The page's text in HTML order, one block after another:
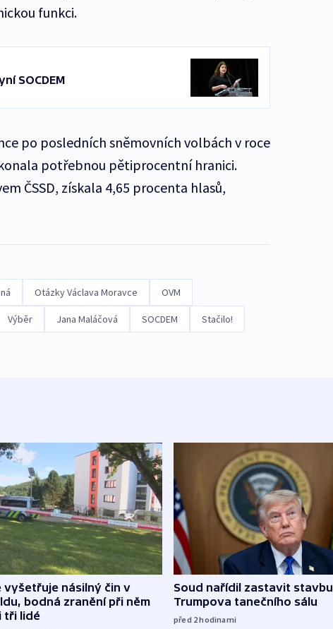
funkci.
SOCDEM
po posledních sněmovních volbách v roce
potřebnou pětiprocentní hranici.
ČSSD, získala 4,65 procenta hlasů,
Otázky Václava Moravce OVM
Výběr Jana Maláčová SOCDEM Stačilo!
vyšetřuje násilný čin v
bodná zranění při něm
tři lidé
Soud nařídil zastavit stavbu
Trumpova tanečního sálu
před 2hodinami